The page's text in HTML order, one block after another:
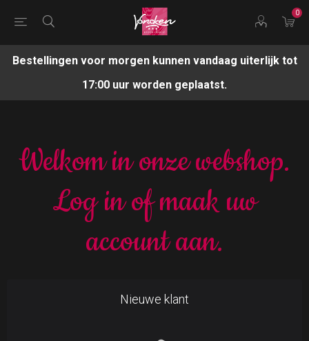
0
Bestellingen voor morgen kunnen vandaag uiterlijk tot
17:00 uur worden geplaatst.
Welkom in onze webshop.
Log in of maak uw
account aan.
Nieuwe klant